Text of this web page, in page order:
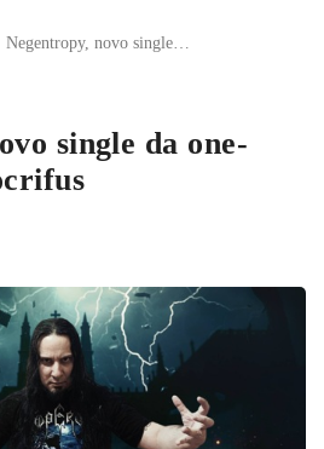
Negentropy, novo single…
single da one-